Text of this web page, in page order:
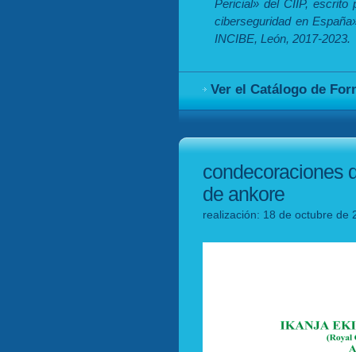
Pericial» del CIIP, escrito
ciberseguridad en
INCIBE, León, 2017-2023.
Ver el Catálogo de
condecoraciones
de ankore
realización: 18 de octubre de